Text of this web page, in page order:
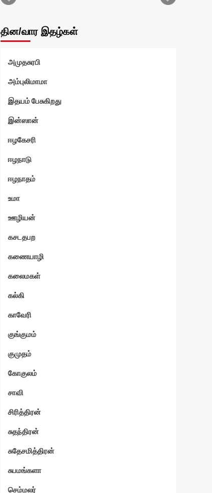
தின/வார இதழ்கள்
அமுதசுரபி
அம்புலிமாமா
இதயம் பேசுகிறது
இன்ஸான்
ஈழகேசரி
ஈழநாடு
ஈழநாதம்
உமா
ஊழியன்
கசடதபற
கணையாழி
கலைமகள்
கல்கி
காவேரி
குங்குமம்
குமுதம்
கோகுலம்
சாவி
சிரித்திரன்
சுதந்திரன்
சுதேசமித்திரன்
சுபமங்களா
செம்மலர்